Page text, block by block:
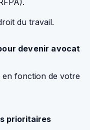
du travail.
devenir avocat
en fonction de votre
prioritaires